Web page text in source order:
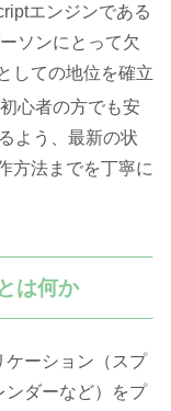
エンジンである
ソンにとって欠
しての地位を確立
心者の方でも安
よう、最新の状
方法までを丁寧に
は何か
ケーション（スプ
ンダーなど）をプ